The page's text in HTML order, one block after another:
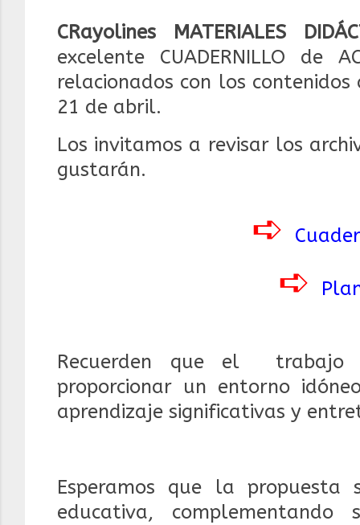
CRayolines MATERIALES
excelente CUADERNILLO de
relacionados con los
21 de abril.
Los invitamos a revisar los
gustarán.
➪
➪
Recuerden que el trabajo
proporcionar un entorno
aprendizaje significativas y
Esperamos que la
educativa,